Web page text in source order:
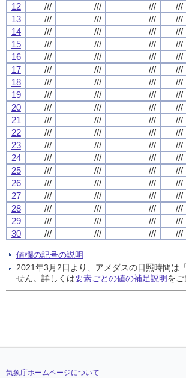
12
/// /// /// ///
13
/// /// /// ///
14
/// /// /// ///
15
/// /// /// ///
16
/// /// /// ///
17
/// /// /// ///
18
/// /// /// ///
19
/// /// /// ///
20
/// /// /// ///
21
/// /// /// ///
22
/// /// /// ///
23
/// /// /// ///
24
/// /// /// ///
25
/// /// /// ///
26
/// /// /// ///
27
/// /// /// ///
28
/// /// /// ///
29
/// /// /// ///
30
/// /// /// ///
値欄の記号の説明
2021年3月2日より、アメダスの日照時間は
せん。詳しくは要素ごとの値の補足説明をご
気象庁ホームページについて